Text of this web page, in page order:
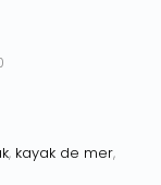
, kayak de mer,